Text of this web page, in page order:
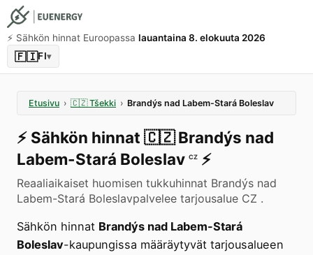
⚡️ Sähkön hinnat Euroopassa lauantaina 8. elokuuta 2026
🇫🇮FI▾
Etusivu › 🇨🇿 Tšekki › Brandýs nad Labem-Stará Boleslav
⚡️ Sähkön hinnat 🇨🇿 Brandýs nad
Labem-Stará Boleslav CZ ⚡️
Reaaliaikaiset huomisen tukkuhinnat Brandýs nad
Labem-Stará Boleslavpalvelee tarjousalue CZ .
Sähkön hinnat Brandýs nad Labem-Stará
Boleslav-kaupungissa määräytyvät tarjousalueen